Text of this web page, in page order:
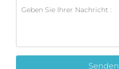
Senden